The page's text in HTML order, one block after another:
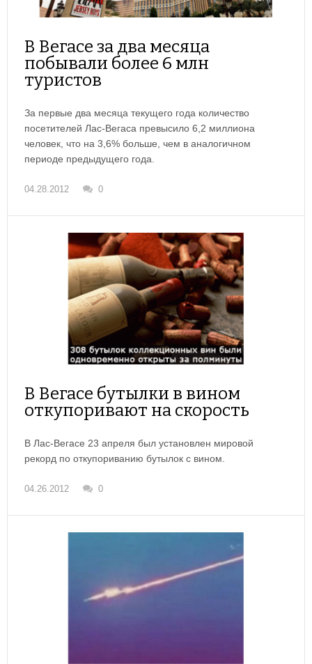
В Вегасе за два месяца
побывали более 6 млн
туристов
За первые два месяца текущего года количество
посетителей Лас-Вегаса превысило 6,2 миллиона
человек, что на 3,6% больше, чем в аналогичном
периоде предыдущего года.
04.28.2012 0
В Вегасе бутылки в вином
откупоривают на скорость
В Лас-Вегасе 23 апреля был установлен мировой
рекорд по откупориванию бутылок с вином.
04.26.2012 0